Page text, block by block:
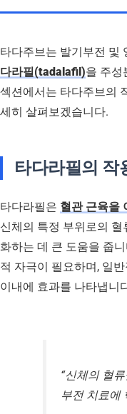
타다주브는 발기부전 및
다라필(tadalafil)을 주성
섹션에서는 타다주브의
세히 살펴보겠습니다.
타다라필의 작
타다라필은 혈관 근육을
신체의 특정 부위로의
화하는 데 큰 도움을 줍
적 자극이 필요하며, 일
이내에 효과를 나타냅니
“신체의 혈
부전 치료에